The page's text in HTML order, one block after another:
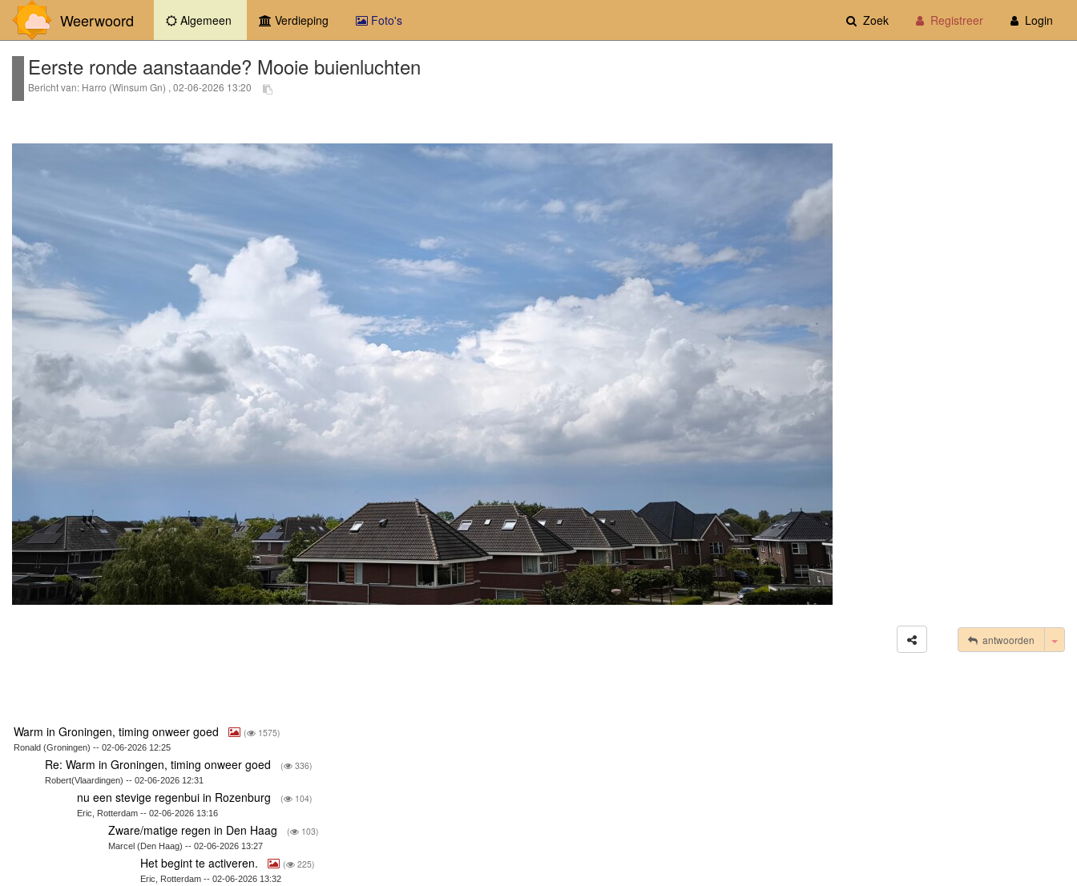
Weerwoord Algemeen (current)Verdieping Foto's Zoek Registreer Login
Eerste ronde aanstaande? Mooie buienluchten
Bericht van: Harro (Winsum Gn) , 02-06-2026 13:20
antwoorden
Warm in Groningen, timing onweer goed ( 1575)
Ronald (Groningen) -- 02-06-2026 12:25
Re: Warm in Groningen, timing onweer goed ( 336)
Robert(Vlaardingen) -- 02-06-2026 12:31
nu een stevige regenbui in Rozenburg ( 104)
Eric, Rotterdam -- 02-06-2026 13:16
Zware/matige regen in Den Haag ( 103)
Marcel (Den Haag) -- 02-06-2026 13:27
Het begint te activeren. ( 225)
Eric, Rotterdam -- 02-06-2026 13:32